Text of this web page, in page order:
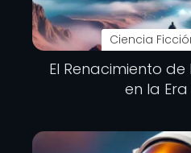
Ciencia
El Renacimiento
en la